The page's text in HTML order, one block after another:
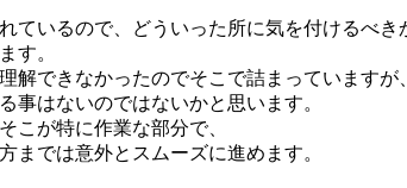
ているので、どういった所に気を付けるべき
す。
解できなかったのでそこで詰まっていますが、
事はないのではないかと思います。
こが特に作業な部分で、
までは意外とスムーズに進めます。